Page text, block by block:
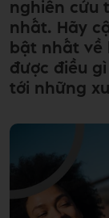
nghiên cứu
nhất. Hãy
bật nhất về
được điều
tới những